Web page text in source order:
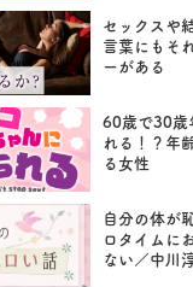
セックスや
言葉にもそ
ーがある
60歳で30歳
れる！？年
る女性
自分の体が
ロタイムに
ない／中川